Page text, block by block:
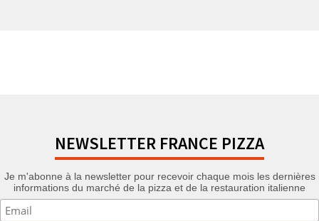
NEWSLETTER FRANCE PIZZA
Je m'abonne à la newsletter pour recevoir chaque mois les dernières
informations du marché de la pizza et de la restauration italienne